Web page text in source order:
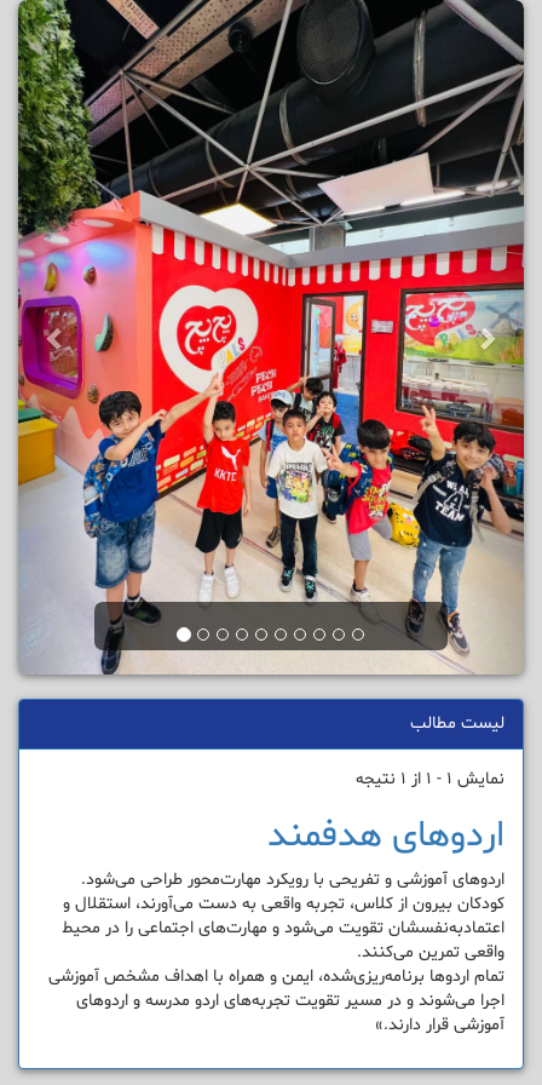
لیست مطالب
نمایش 1 - 1 از 1 نتیجه
اردوهای هدفمند
اردوهای آموزشی و تفریحی با رویکرد مهارت‌محور طراحی می‌شود.
کودکان بیرون از کلاس، تجربه واقعی به دست می‌آورند، استقلال و
اعتمادبه‌نفسشان تقویت می‌شود و مهارت‌های اجتماعی را در محیط
واقعی تمرین می‌کنند.
تمام اردوها برنامه‌ریزی‌شده، ایمن و همراه با اهداف مشخص آموزشی
اجرا می‌شوند و در مسیر تقویت تجربه‌های اردو مدرسه و اردوهای
آموزشی قرار دارند.»